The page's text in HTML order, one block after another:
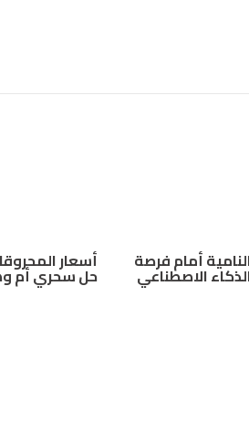
أمام فرصة
الاصطناعي
أسعار
حل سحري أم